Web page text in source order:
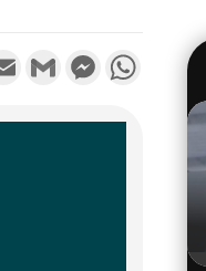
Email Gmail Messenger
: Man, deux
périssent dans un